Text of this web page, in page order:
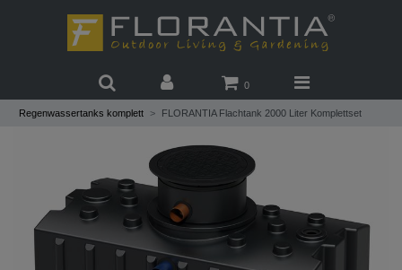
0
Regenwassertanks komplett FLORANTIA Flachtank 2000 Liter Komplettset